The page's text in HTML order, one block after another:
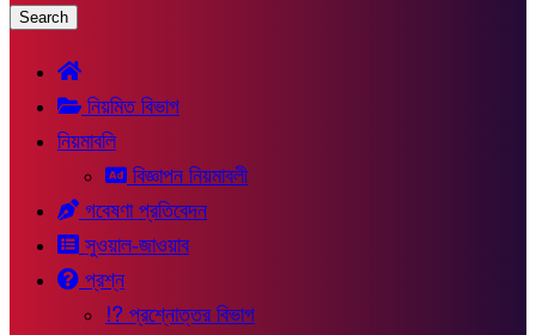
Search
নিয়মিত বিভাগ
নিয়মাবলি
বিজ্ঞাপন নিয়মাবলী
গবেষণা প্রতিবেদন
সুওয়াল-জাওয়াব
প্রশ্ন
⁉ প্রশ্নোত্তর বিভাগ